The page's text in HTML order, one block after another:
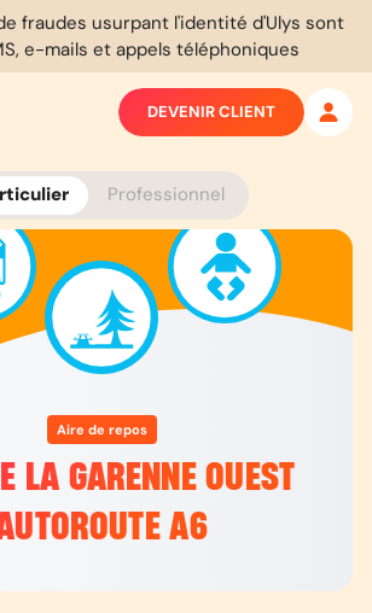
fraudes usurpant l'identité d'Ulys sont
e-mails et appels téléphoniques
Professionnel
DEVENIR CLIENT
Aire de repos
LA GARENNE OUEST
A6